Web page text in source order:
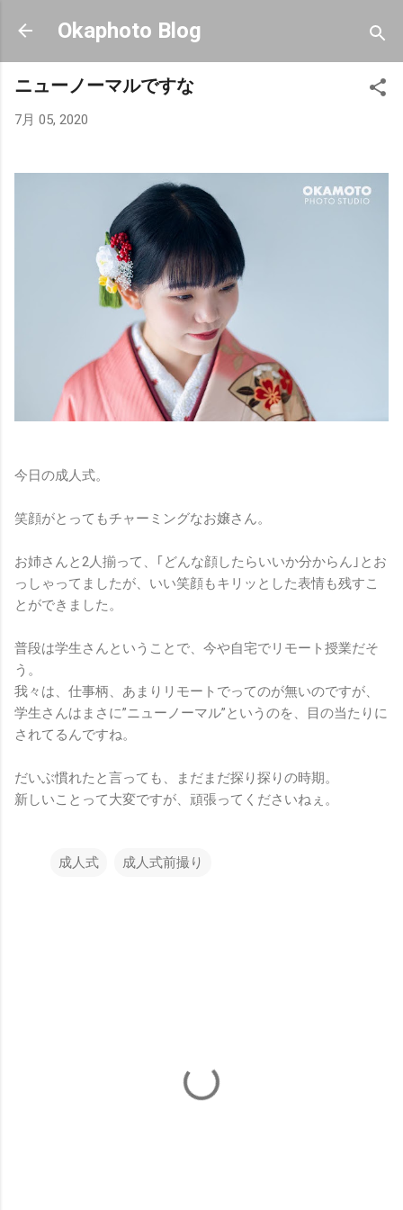
スキップしてメイン コンテンツに移動
Okaphoto Blog
ニューノーマルですな
7月 05, 2020
今日の成人式。
笑顔がとってもチャーミングなお嬢さん。
お姉さんと2人揃って、｢どんな顔したらいいか分からん｣とお
っしゃってましたが、いい笑顔もキリッとした表情も残すこ
とができました。
普段は学生さんということで、今や自宅でリモート授業だそ
う。
我々は、仕事柄、あまりリモートでってのが無いのですが、
学生さんはまさに”ニューノーマル”というのを、目の当たりに
されてるんですね。
だいぶ慣れたと言っても、まだまだ探り探りの時期。
新しいことって大変ですが、頑張ってくださいねぇ。
成人式 成人式前撮り